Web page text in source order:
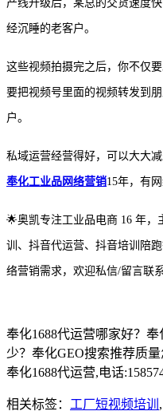
产线升级后，某总的交货速度
经沉睡的老客户。
这些视频拍摄完之后，你不仅
要把视频号里面的视频转发到
户。
私域运营经营得好，可以大大
奉化工业品网络营销15年，有
🌟奥凯专注工业品电商 16 年，
训、抖音代运营、抖音培训陪
络营销需求，欢迎私信/留言联
奉化1688代运营哪家好？
少？奉化GEO搜索推荐质
奉化1688代运营,电话
相关标签： 工厂短视频培训 ,